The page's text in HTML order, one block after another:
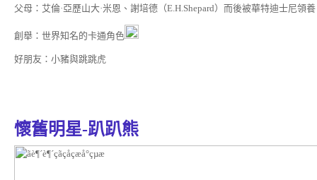
父母：艾倫·亞歷山大·米恩、謝培德（E.H.Shepard）而後被華特迪士尼領養
創舉：世界知名的卡通角色
好朋友：小豬與跳跳虎
懷舊明星-趴趴熊